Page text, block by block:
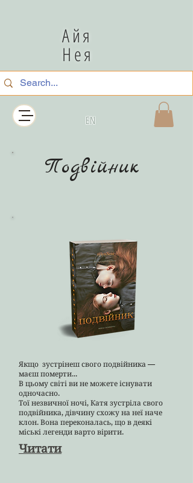
Айя
Нея
EN
Подвійник
Якщо зустрінеш свого подвійника —
маєш померти...
В цьому світі ви не можете існувати
одночасно.
Тої незвичної ночі, Катя зустріла свого
подвійника, дівчину схожу на неї наче
клон. Вона переконалась, що в деякі
міські легенди варто вірити.
Читати